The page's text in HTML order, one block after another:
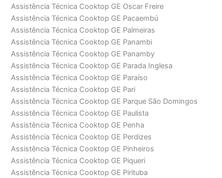
Assistência Técnica Cooktop GE Oscar Freire
Assistência Técnica Cooktop GE Pacaembú
Assistência Técnica Cooktop GE Palmeiras
Assistência Técnica Cooktop GE Panambi
Assistência Técnica Cooktop GE Panamby
Assistência Técnica Cooktop GE Parada Inglesa
Assistência Técnica Cooktop GE Paraíso
Assistência Técnica Cooktop GE Pari
Assistência Técnica Cooktop GE Parque São Domingos
Assistência Técnica Cooktop GE Paulista
Assistência Técnica Cooktop GE Penha
Assistência Técnica Cooktop GE Perdizes
Assistência Técnica Cooktop GE Pinheiros
Assistência Técnica Cooktop GE Piqueri
Assistência Técnica Cooktop GE Pirituba